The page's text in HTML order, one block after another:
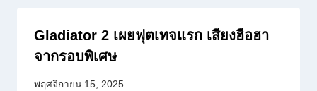
Gladiator 2 เผยฟุตเทจแรก เสียงฮือฮา
จากรอบพิเศษ
พฤศจิกายน 15, 2025